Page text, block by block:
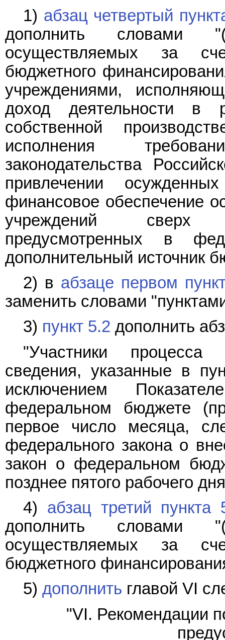
1) абзац четвертый
дополнить словами
осуществляемых за
бюджетного
учреждениями,
доход деятельности в
собственной
исполнения
законодательства
привлечении
финансовое обеспечение
учреждений сверх
предусмотренных в
дополнительный источник
2) в абзаце первом
заменить словами
3) пункт 5.2 дополнить
"Участники процесса
сведения, указанные в
исключением
федеральном бюджете
первое число месяца,
федерального закона о
закон о федеральном
позднее пятого рабочего
4) абзац третий пункта
дополнить словами
осуществляемых за
бюджетного
5) дополнить главой VI
"VI. Рекомендации